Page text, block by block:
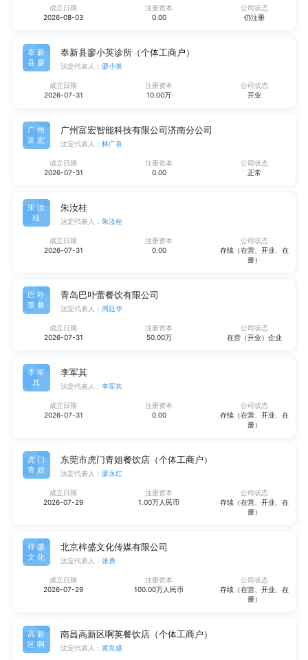
成立日期
2026-08-03
注册资本
0.00
公司状态
仍注册
奉新
县廖
奉新县廖小英诊所（个体工商户）
法定代表人： 廖小英
成立日期
2026-07-31
注册资本
10.00万
公司状态
开业
广州
富宏
广州富宏智能科技有限公司济南分公司
法定代表人： 林广喜
成立日期
2026-07-31
注册资本
0.00
公司状态
正常
朱汝
桂
朱汝桂
法定代表人： 朱汝桂
成立日期
2026-07-31
注册资本
0.00
公司状态
存续（在营、开业、在
册）
巴卟
蕾餐
青岛巴卟蕾餐饮有限公司
法定代表人： 周廷华
成立日期
2026-07-31
注册资本
50.00万
公司状态
在营（开业）企业
李军
其
李军其
法定代表人： 李军其
成立日期
2026-07-31
注册资本
0.00
公司状态
存续（在营、开业、在
册）
虎门
青姐
东莞市虎门青姐餐饮店（个体工商户）
法定代表人： 廖永红
成立日期
2026-07-29
注册资本
1.00万人民币
公司状态
存续（在营、开业、在
册）
梓盛
文化
北京梓盛文化传媒有限公司
法定代表人： 张勇
成立日期
2026-07-29
注册资本
100.00万人民币
公司状态
存续（在营、开业、在
册）
高新
区啊
南昌高新区啊英餐饮店（个体工商户）
法定代表人： 黄良盛